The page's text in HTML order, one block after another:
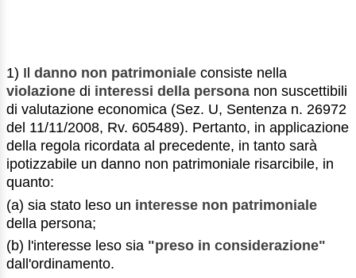
1) Il danno non patrimoniale consiste nella
violazione di interessi della persona non suscettibili
di valutazione economica (Sez. U, Sentenza n. 26972
del 11/11/2008, Rv. 605489). Pertanto, in applicazione
della regola ricordata al precedente, in tanto sarà
ipotizzabile un danno non patrimoniale risarcibile, in
quanto:
(a) sia stato leso un interesse non patrimoniale
della persona;
(b) l'interesse leso sia "preso in considerazione"
dall'ordinamento.